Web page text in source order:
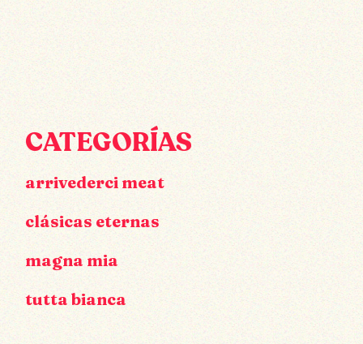
CATEGORÍAS
arrivederci meat
clásicas eternas
magna mia
tutta bianca